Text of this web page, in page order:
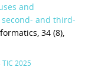
and
and third-
34 (8),
2025